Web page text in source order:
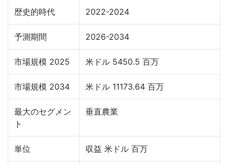
歴史的時代 2022-2024
予測期間 2026-2034
市場規模 2025 米ドル 5450.5 百万
市場規模 2034 米ドル 11173.64 百万
最大のセグメン
ト
垂直農業
単位 収益 米ドル 百万